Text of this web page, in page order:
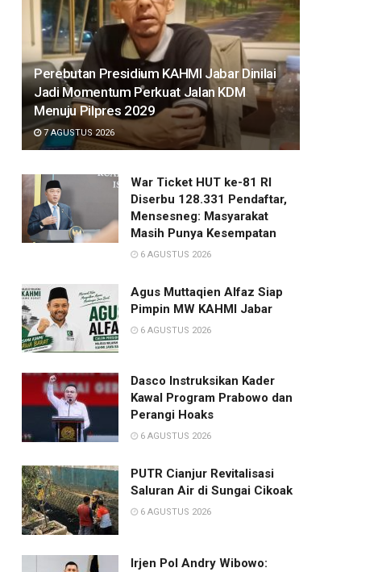
Perebutan Presidium KAHMI Jabar Dinilai
Jadi Momentum Perkuat Jalan KDM
Menuju Pilpres 2029
7 AGUSTUS 2026
War Ticket HUT ke-81 RI
Diserbu 128.331 Pendaftar,
Mensesneg: Masyarakat
Masih Punya Kesempatan
6 AGUSTUS 2026
Agus Muttaqien Alfaz Siap
Pimpin MW KAHMI Jabar
6 AGUSTUS 2026
Dasco Instruksikan Kader
Kawal Program Prabowo dan
Perangi Hoaks
6 AGUSTUS 2026
PUTR Cianjur Revitalisasi
Saluran Air di Sungai Cikoak
6 AGUSTUS 2026
Irjen Pol Andry Wibowo: